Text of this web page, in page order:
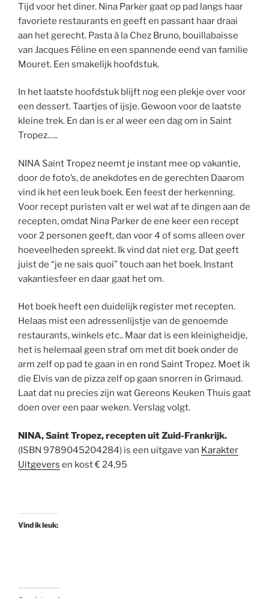
Tijd voor het diner. Nina Parker gaat op pad langs haar
favoriete restaurants en geeft en passant haar draai
aan het gerecht. Pasta à la Chez Bruno, bouillabaisse
van Jacques Féline en een spannende eend van familie
Mouret. Een smakelijk hoofdstuk.
In het laatste hoofdstuk blijft nog een plekje over voor
een dessert. Taartjes of ijsje. Gewoon voor de laatste
kleine trek. En dan is er al weer een dag om in Saint
Tropez…..
NINA Saint Tropez neemt je instant mee op vakantie,
door de foto’s, de anekdotes en de gerechten Daarom
vind ik het een leuk boek. Een feest der herkenning.
Voor recept puristen valt er wel wat af te dingen aan de
recepten, omdat Nina Parker de ene keer een recept
voor 2 personen geeft, dan voor 4 of soms alleen over
hoeveelheden spreekt. Ik vind dat niet erg. Dat geeft
juist de “je ne sais quoi” touch aan het boek. Instant
vakantiesfeer en daar gaat het om.
Het boek heeft een duidelijk register met recepten.
Helaas mist een adressenlijstje van de genoemde
restaurants, winkels etc.. Maar dat is een kleinigheidje,
het is helemaal geen straf om met dit boek onder de
arm zelf op pad te gaan in en rond Saint Tropez. Moet ik
die Elvis van de pizza zelf op gaan snorren in Grimaud.
Laat dat nu precies zijn wat Gereons Keuken Thuis gaat
doen over een paar weken. Verslag volgt.
NINA, Saint Tropez, recepten uit Zuid-Frankrijk.
(ISBN 9789045204284) is een uitgave van Karakter
Uitgevers en kost € 24,95
Vind ik leuk: